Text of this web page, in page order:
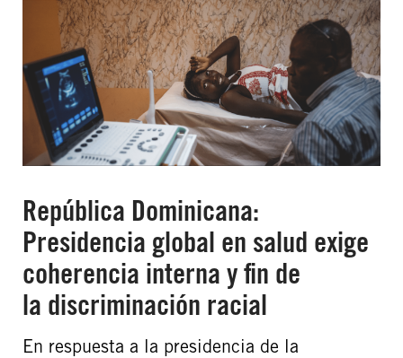
República Dominicana:
Presidencia global en salud exige
coherencia interna y fin de
la discriminación racial
En respuesta a la presidencia de la